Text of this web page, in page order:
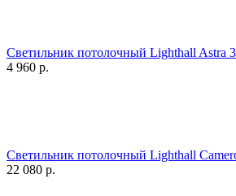
Светильник потолочный Lighthall Astra
4 960 р.
Светильник потолочный Lighthall
22 080 р.